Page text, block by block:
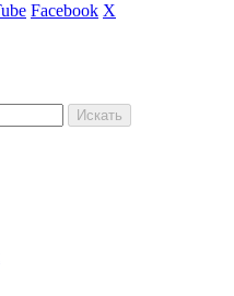
Facebook X